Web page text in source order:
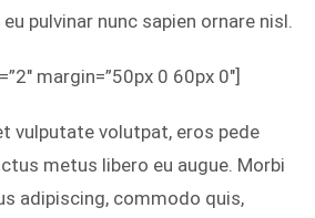
pulvinar nunc sapien ornare nisl.
margin=”50px 0 60px 0″]
vulputate volutpat, eros pede
metus libero eu augue. Morbi
adipiscing, commodo quis,